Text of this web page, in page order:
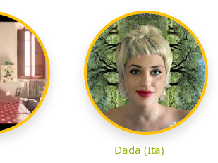
Dada (Ita)